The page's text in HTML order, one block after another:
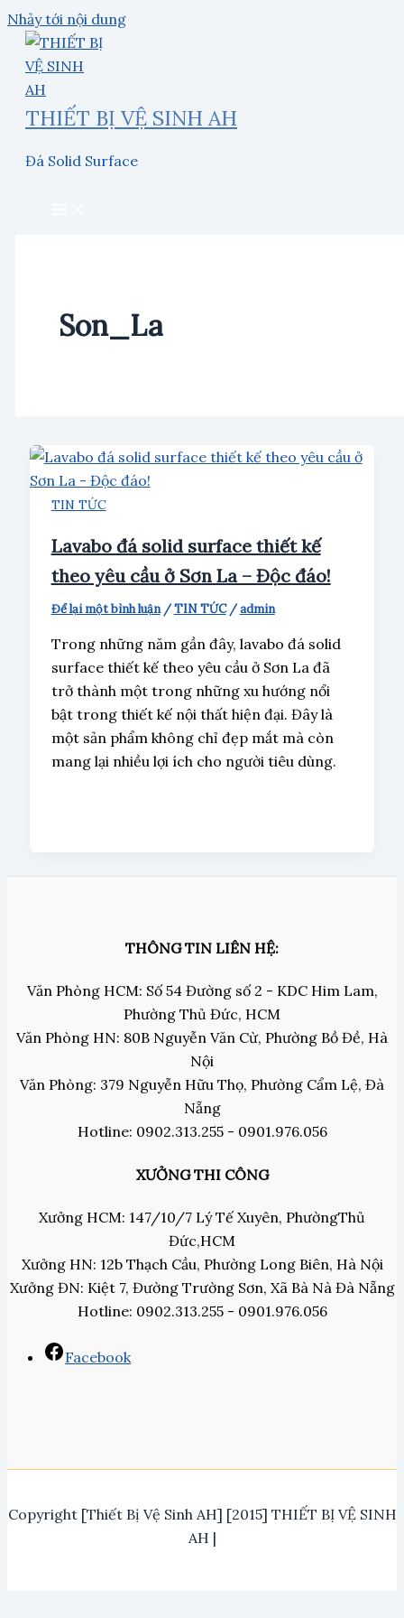
Nhảy tới nội dung
THIẾT BỊ VỆ SINH AH
Đá Solid Surface
Son_La
TIN TỨC
Lavabo đá solid surface thiết kế
theo yêu cầu ở Sơn La – Độc đáo!
Để lại một bình luận /TIN TỨC/admin
Trong những năm gần đây, lavabo đá solid
surface thiết kế theo yêu cầu ở Sơn La đã
trở thành một trong những xu hướng nổi
bật trong thiết kế nội thất hiện đại. Đây là
một sản phẩm không chỉ đẹp mắt mà còn
mang lại nhiều lợi ích cho người tiêu dùng.
THÔNG TIN LIÊN HỆ:
Văn Phòng HCM: Số 54 Đường số 2 - KDC Him Lam,
Phường Thủ Đức, HCM
Văn Phòng HN: 80B Nguyễn Văn Cừ, Phường Bồ Đề, Hà
Nội
Văn Phòng: 379 Nguyễn Hữu Thọ, Phường Cẩm Lệ, Đà
Nẵng
Hotline: 0902.313.255 - 0901.976.056
XƯỞNG THI CÔNG
Xưởng HCM: 147/10/7 Lý Tế Xuyên, PhườngThủ
Đức,HCM
Xưởng HN: 12b Thạch Cầu, Phường Long Biên, Hà Nội
Xưởng ĐN: Kiệt 7, Đường Trường Sơn, Xã Bà Nà Đà Nẵng
Hotline: 0902.313.255 - 0901.976.056
Facebook
Copyright [Thiết Bị Vệ Sinh AH] [2015] THIẾT BỊ VỆ SINH
AH |